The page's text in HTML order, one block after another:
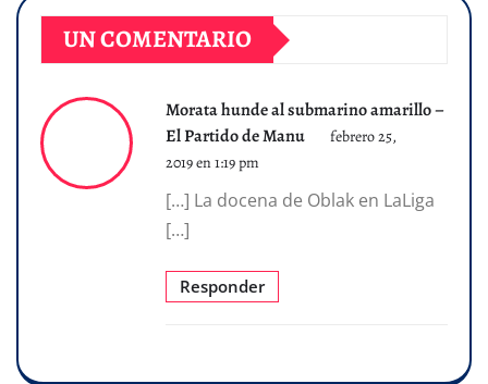
UN COMENTARIO
Morata hunde al submarino amarillo –
El Partido de Manu
febrero 25,
2019 en 1:19 pm
[…] La docena de Oblak en LaLiga
[…]
Responder